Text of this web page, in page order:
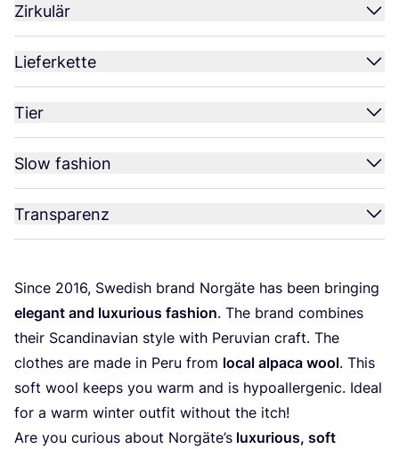
Zirkulär
Lieferkette
Tier
Slow fashion
Transparenz
Sin­ce 2016, Swe­dish brand Norgä­te has been brin­ging
ele­gant and luxu­rious fashion. The brand com­bi­nes
their Scan­di­na­vi­an style with Peru­vi­an craft. The
clo­thes are made in Peru from local alpa­ca wool. This
soft wool keeps you warm and is hypo­al­ler­ge­nic. Ide­al
for a warm win­ter out­fit wit­hout the itch!
Are you curious about Norgä­te’s luxu­rious, soft